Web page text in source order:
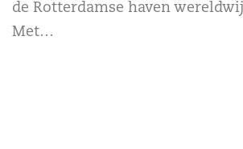
de Rotterdamse haven
Met…